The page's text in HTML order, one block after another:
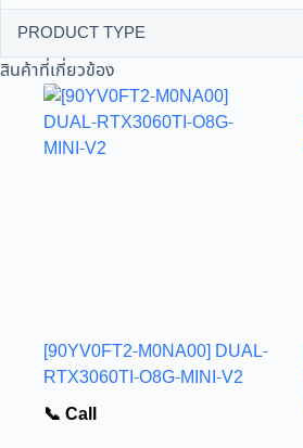
PRODUCT TYPE
สินค้าที่เกี่ยวข้อง
[90YV0FT2-M0NA00] DUAL-
RTX3060TI-O8G-MINI-V2
📞 Call